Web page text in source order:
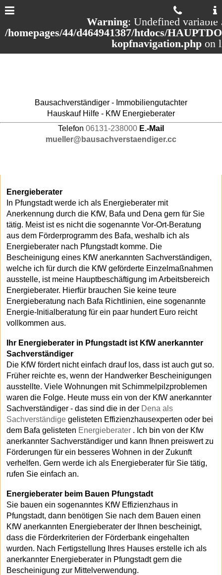
Warning: Undefined variable
/homepages/44/d464941387/htdocs/
kopfnavigation.php on
Bausachverständiger - Immobiliengutachter
Hauskauf Hilfe - KfW Energieberater
Telefon 06131-238000 E.-Mail
mueller@bausachverstaendiger.cc
Energieberater
In Pfungstadt werde ich als Energieberater mit
Anerkennung durch die KfW, Bafa und Dena gern für Sie
tätig. Meist ist es nicht die sogenannte Vor-Ort-Beratung
aus dem Förderprogramm des Bafa, weshalb ich als
Energieberater nach Pfungstadt komme. Die
Bescheinigung eines KfW anerkannten Sachverständigen,
welche ich für durch die KfW geförderte Einzelmaßnahmen
ausstelle, ist meine Hauptbeschäftigung im Arbeitsbereich
Energieberater. Hierfür brauchen Sie keine teure
Energieberatung nach Bafa Richtlinien, eine sogenannte
Energie-Initialberatung für ein paar hundert Euro reicht
vollkommen aus.
Ihr Energieberater in Pfungstadt ist KfW anerkannter
Sachverständiger
Die KfW fördert nicht einfach drauf los, dass ist auch gut so.
Früher reichte es, wenn der Handwerker Bescheinigungen
ausstellte. Viele Wohnungen mit Schimmelpilzproblemen
waren die Folge. Heute muss ein von der KfW anerkannter
Sachverständiger - das sind die in der Dena als
Sachverständige gelisteten Effizienzhausexperten oder bei
dem Bafa gelisteten Energieberater . Ich bin von der Kfw
anerkannter Sachverständiger und kann Ihnen preiswert zu
Förderungen für ein besseres Wohnen in der Zukunft
verhelfen. Gern werde ich als Energieberater für Sie tätig,
rufen Sie einfach an.
Energieberater beim Bauen Pfungstadt
Sie bauen ein sogenanntes KfW Effizienzhaus in
Pfungstadt, dann benötigen Sie nach dem Bauen einen
KfW anerkannten Energieberater der Ihnen bescheinigt,
dass die Förderkriterien der Förderbank eingehalten
wurden. Nach Fertigstellung Ihres Hauses erstelle ich als
anerkannter Energieberater in Pfungstadt gern die
Bescheinigung zur Mittelverwendung.